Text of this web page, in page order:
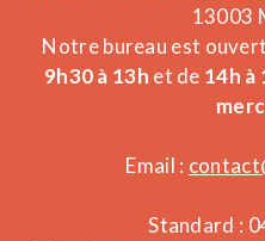
13003
Notre bureau est ouvert
9h30 à 13h et de 14h à
Email :
Standard :